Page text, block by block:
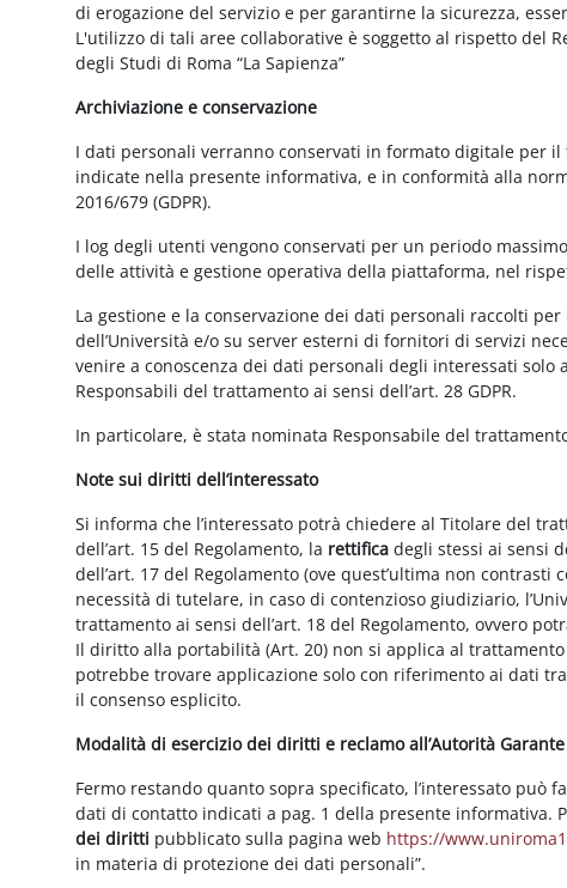
di erogazione del servizio e per garantirne la sicurezza,
L'utilizzo di tali aree collaborative è soggetto al rispetto del
degli Studi di Roma “La Sapienza”
Archiviazione e conservazione
I dati personali verranno conservati in formato digitale per
indicate nella presente informativa, e in conformità alla
2016/679 (GDPR).
I log degli utenti vengono conservati per un periodo
delle attività e gestione operativa della piattaforma, nel
La gestione e la conservazione dei dati personali raccolti
dell’Università e/o su server esterni di fornitori di servizi
venire a conoscenza dei dati personali degli interessati
Responsabili del trattamento ai sensi dell’art. 28 GDPR.
In particolare, è stata nominata Responsabile del
Note sui diritti dell’interessato
Si informa che l’interessato potrà chiedere al Titolare del
dell’art. 15 del Regolamento, la rettificadegli stessi ai sensi
dell’art. 17 del Regolamento (ove quest’ultima non
necessità di tutelare, in caso di contenzioso giudiziario,
trattamento ai sensi dell’art. 18 del Regolamento, ovvero
Il diritto alla portabilità (Art. 20) non si applica al
potrebbe trovare applicazione solo con riferimento ai dati
il consenso esplicito.
Modalità di esercizio dei diritti e reclamo all’Autorità
Fermo restando quanto sopra specificato, l’interessato può
dati di contatto indicati a pag. 1 della presente
dei diritti pubblicato sulla pagina web https://
in materia di protezione dei dati personali”.